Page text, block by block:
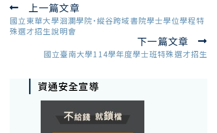
Read
more
articles
上一篇文章
國立東華大學洄瀾學院˙縱谷跨域書院學士學位學程特
殊選才招生說明會
下一篇文章
國立臺南大學114學年度學士班特殊選才招生
資通安全宣導